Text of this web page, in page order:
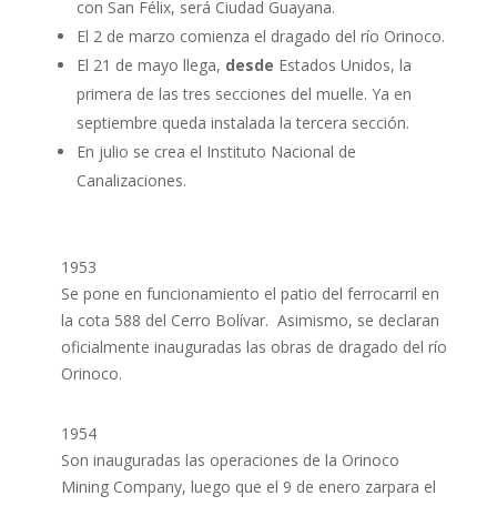
con San Félix, será Ciudad Guayana.
El 2 de marzo comienza el dragado del río Orinoco.
El 21 de mayo llega, desde Estados Unidos, la
primera de las tres secciones del muelle. Ya en
septiembre queda instalada la tercera sección.
En julio se crea el Instituto Nacional de
Canalizaciones.
1953
Se pone en funcionamiento el patio del ferrocarril en
la cota 588 del Cerro Bolívar. Asimismo, se declaran
oficialmente inauguradas las obras de dragado del río
Orinoco.
1954
Son inauguradas las operaciones de la Orinoco
Mining Company, luego que el 9 de enero zarpara el